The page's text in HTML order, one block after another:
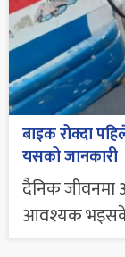
बाइक रोक्दा
यसको जानकारी
दैनिक जीवनमा
आवश्यक